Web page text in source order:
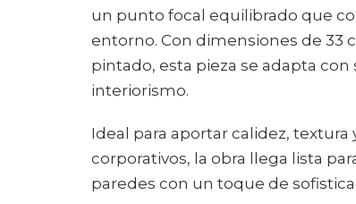
un punto focal equilibrado que
entorno. Con dimensiones de 33
pintado, esta pieza se adapta
interiorismo.
Ideal para aportar calidez,
corporativos, la obra llega lista
paredes con un toque de